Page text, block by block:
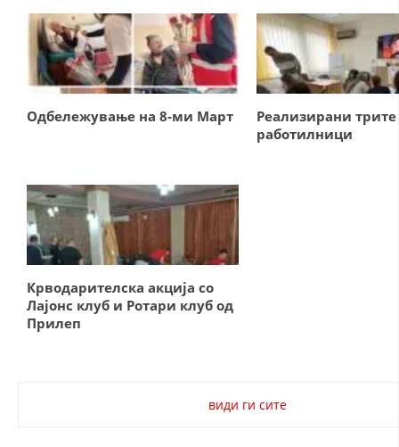
ПРИРАЧНИЦИ
ЕДУКАТИВНО ИНФОРМАТИВНИ МАТЕРИЈАЛИ
ПОСТЕРИ
ПРЕЗЕНТАЦИИ
Одбележување на 8-ми Март
Реализирани
работилници
Крводарителска акција со
Лајонс клуб и Ротари клуб од
Прилеп
види ги сите